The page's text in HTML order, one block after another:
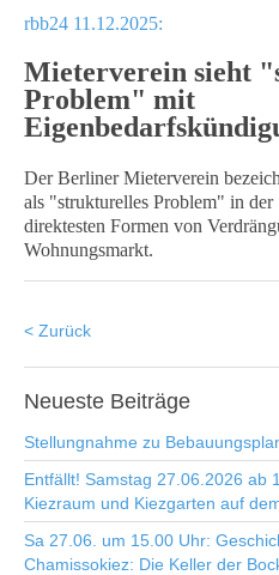
rbb24 11.12.2025:
Mieterverein sieht
Problem" mit
Der Berliner Mieterverein
als "strukturelles Problem" in
direktesten Formen von
Wohnungsmarkt.
< Zurück
Neueste Beiträge
Stellungnahme zu
Entfällt! Samstag 27.06.2026 ab
Kiezraum und Kiezgarten auf
Sa 27.06. um 15.00 Uhr:
Chamissokiez: Die Keller der